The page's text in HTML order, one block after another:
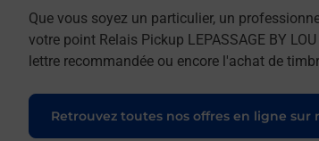
Que vous soyez un particulier, un
votre point Relais Pickup LEPASSAGE BY
lettre recommandée ou encore l'achat de
Retrouvez toutes nos offres en ligne sur